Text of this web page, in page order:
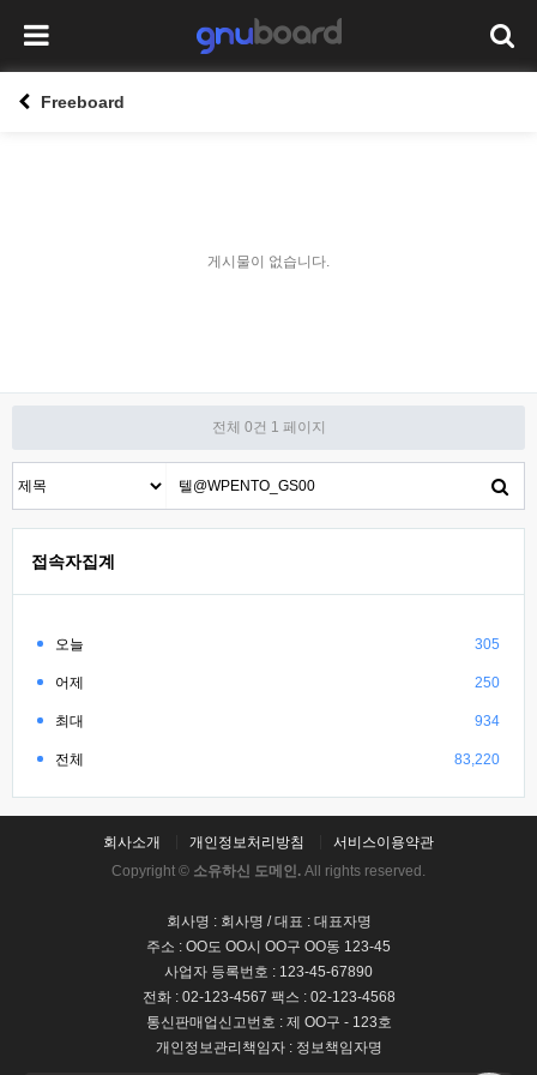
Freeboard
게시물이 없습니다.
전체 0건 1 페이지
접속자집계
오늘 305
어제 250
최대 934
전체 83,220
회사소개 개인정보처리방침
서비스이용약관
Copyright © 소유하신 도메인. All rights reserved.
회사명 : 회사명 / 대표 : 대표자명
주소 : OO도 OO시 OO구 OO동 123-45
사업자 등록번호 : 123-45-67890
전화 : 02-123-4567 팩스 : 02-123-4568
통신판매업신고번호 : 제 OO구 - 123호
개인정보관리책임자 : 정보책임자명